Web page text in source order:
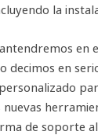
la
en
decimos en
de soporte